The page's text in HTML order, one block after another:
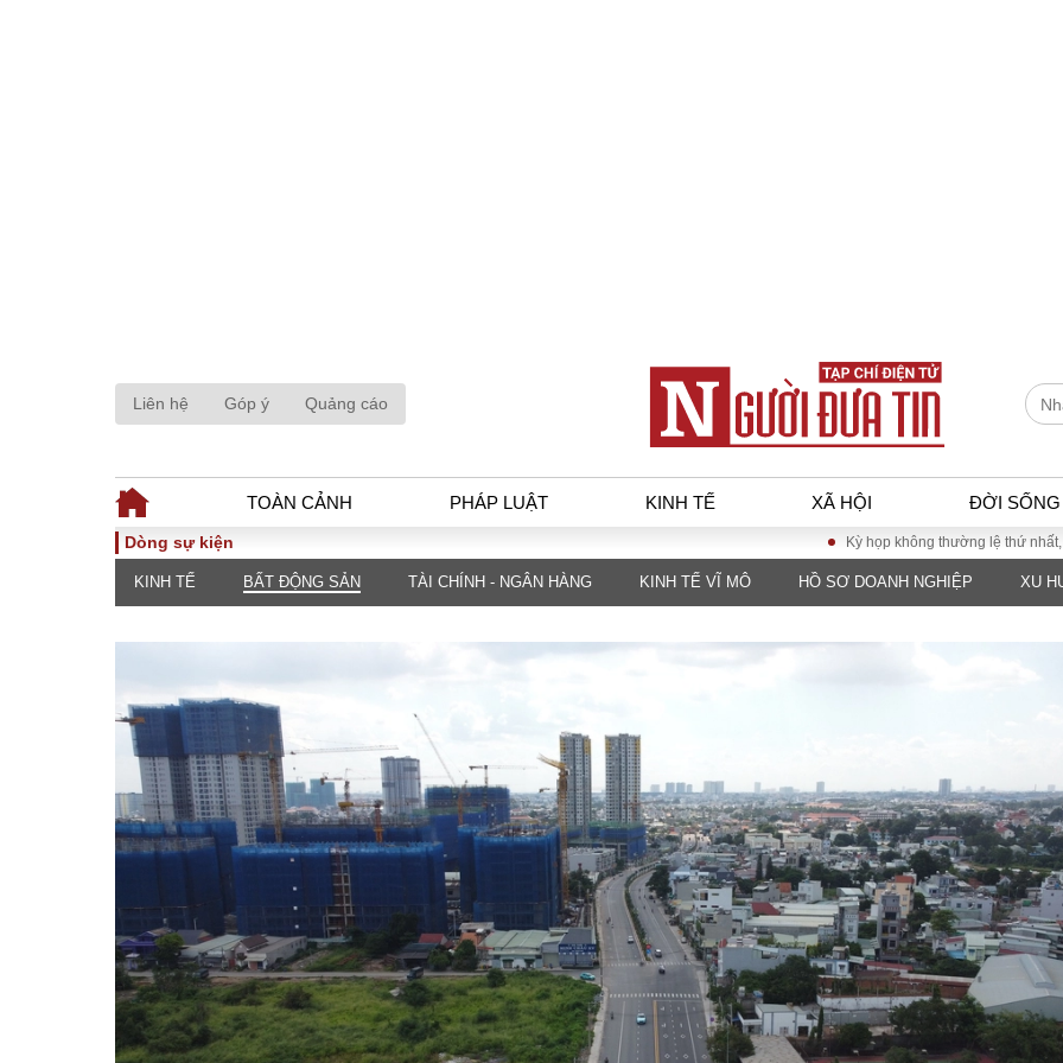
Liên hệ Góp ý Quảng cáo
TOÀN CẢNH PHÁP LUẬT KINH TẾ XÃ HỘI ĐỜI SỐNG
TOÀN CẢNH
Sự kiện
Đối thoại
Thế giới
PHÁP LUẬT
Tiếng nói công dân
An ninh - Hình sự
KINH TẾ
nghiệp
Xu hướng thị
trường
Tiêu dùng và dư
luận
Công nghệ
XÃ HỘI
ĐA CHIỀU
Quan điểm
INFOCUS
Dòng sự kiện Kỳ họp không thường lệ thứ nhất, Quốc hội
KINH TẾ BẤT ĐỘNG SẢN TÀI CHÍNH - NGÂN HÀNG KINH TẾ VĨ MÔ HỒ SƠ DOANH NGHIỆP XU